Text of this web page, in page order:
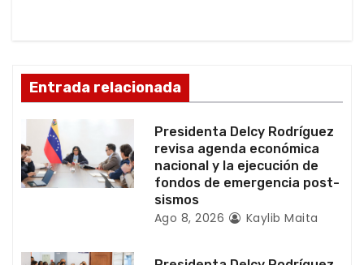
d
e
e
n
r
Entrada relacionada
Presidenta Delcy Rodríguez
revisa agenda económica
nacional y la ejecución de
fondos de emergencia post-
sismos
Ago 8, 2026 Kaylib Maita